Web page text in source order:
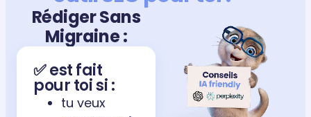
Rédiger Sans
Migraine :
✅ est fait
pour toi si :
tu veux